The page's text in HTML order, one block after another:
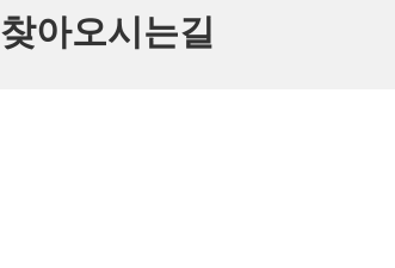
찾아오시는길